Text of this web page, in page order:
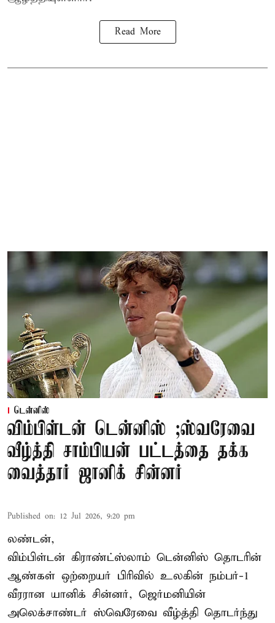
Read More
டென்னிஸ்
விம்பிள்டன் டென்னிஸ் ;ஸ்வரேவை
வீழ்த்தி சாம்பியன் பட்டத்தை தக்க
வைத்தார் ஜானிக் சின்னர்
Published on: 12 Jul 2026, 9:20 pm
லண்டன்,
விம்பிள்டன் கிராண்ட்ஸ்லாம் டென்னிஸ் தொடரின்
ஆண்கள் ஒற்றையர் பிரிவில் உலகின் நம்பர்-1
வீரரான யானிக் சின்னர், ஜெர்மனியின்
அலெக்சாண்டர் ஸ்வெரேவை வீழ்த்தி தொடர்ந்து